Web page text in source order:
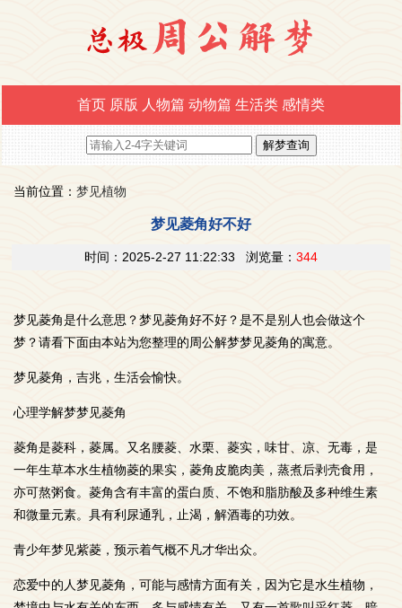
首页 原版 人物篇 动物篇 生活类 感情类
当前位置： 梦见植物
梦见菱角好不好
时间：2025-2-27 11:22:33 浏览量： 344
梦见菱角是什么意思？梦见菱角好不好？是不是别人也会做这个
梦？请看下面由本站为您整理的周公解梦梦见菱角的寓意。
梦见菱角，吉兆，生活会愉快。
心理学解梦梦见菱角
菱角是菱科，菱属。又名腰菱、水栗、菱实，味甘、凉、无毒，是
一年生草本水生植物菱的果实，菱角皮脆肉美，蒸煮后剥壳食用，
亦可熬粥食。菱角含有丰富的蛋白质、不饱和脂肪酸及多种维生素
和微量元素。具有利尿通乳，止渴，解酒毒的功效。
青少年梦见紫菱，预示着气概不凡才华出众。
恋爱中的人梦见菱角，可能与感情方面有关，因为它是水生植物，